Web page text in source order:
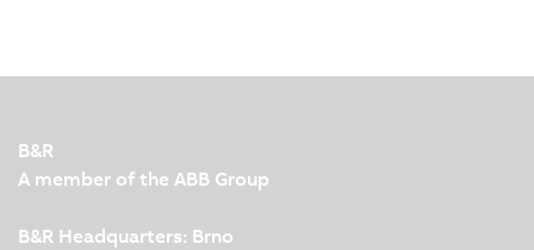
B&R
A member of the ABB Group
B&R Headquarters: Brno